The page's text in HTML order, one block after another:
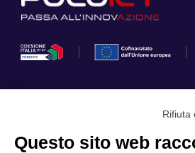
Cookie Policy
Rifiuta
Questo sito web